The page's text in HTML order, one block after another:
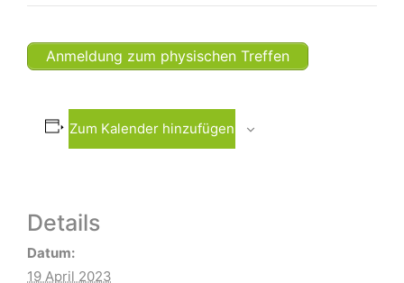
Anmeldung zum physischen Treffen
Zum Kalender hinzufügen
Details
Datum:
19 April 2023